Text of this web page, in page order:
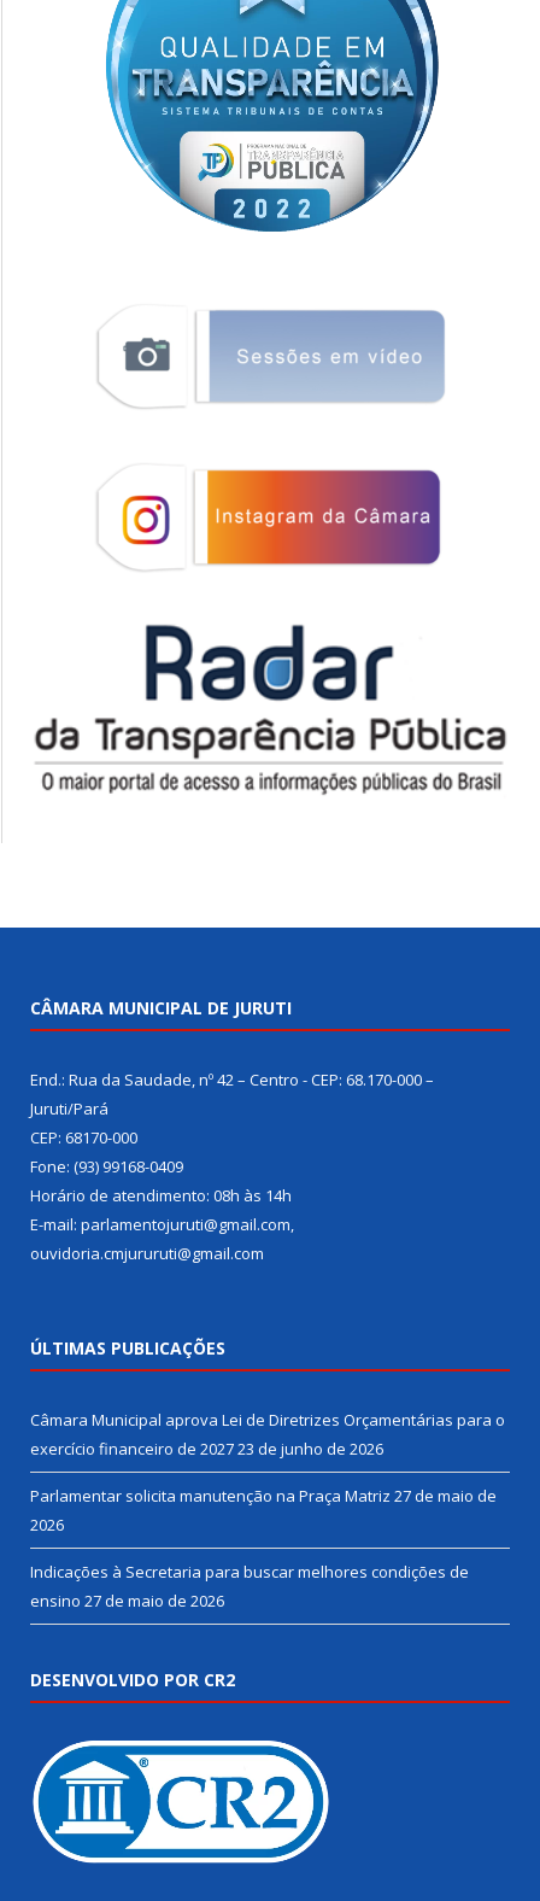
CÂMARA MUNICIPAL DE JURUTI
End.: Rua da Saudade, nº 42 – Centro - CEP: 68.170-000 –
Juruti/Pará
CEP: 68170-000
Fone: (93) 99168-0409
Horário de atendimento: 08h às 14h
E-mail: parlamentojuruti@gmail.com,
ouvidoria.cmjururuti@gmail.com
ÚLTIMAS PUBLICAÇÕES
Câmara Municipal aprova Lei de Diretrizes Orçamentárias para o
exercício financeiro de 202723 de junho de 2026
Parlamentar solicita manutenção na Praça Matriz 27 de maio de
2026
Indicações à Secretaria para buscar melhores condições de
ensino 27 de maio de 2026
DESENVOLVIDO POR CR2